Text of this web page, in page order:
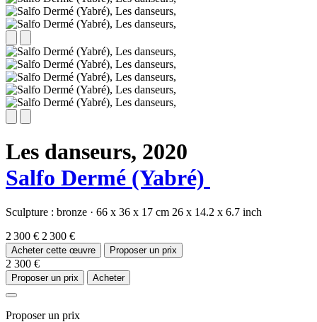
Les danseurs, 2020
Salfo Dermé (Yabré)
Sculpture : bronze · 66 x 36 x 17 cm 26 x 14.2 x 6.7 inch
2 300 € 2 300 €
Acheter cette œuvre Proposer un prix
2 300 €
Proposer un prix Acheter
Proposer un prix